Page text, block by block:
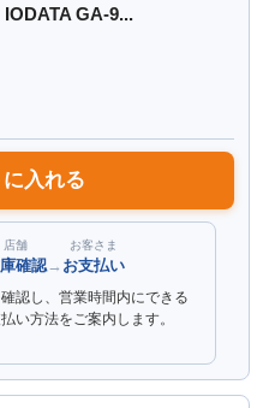
GA-9...
入れる
店舗
確認→
お客さま
お支払い
認し、営業時間内にできる
い方法をご案内します。